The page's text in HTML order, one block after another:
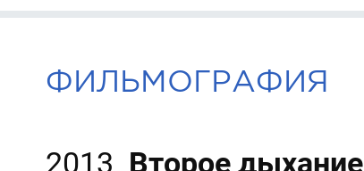
ФИЛЬМОГРАФИЯ
2013 Второе дыхание